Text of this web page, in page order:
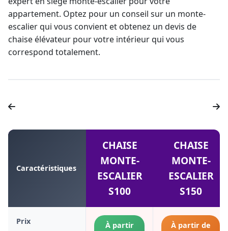
appartement. Optez pour un conseil sur un monte-
escalier qui vous convient et obtenez un devis de
chaise élévateur pour votre intérieur qui vous
correspond totalement.
Caractéristiques
CHAISE
MONTE-
ESCALIER
S100
CHAISE
MONTE-
ESCALIER
S150
Prix
À partir
À partir de